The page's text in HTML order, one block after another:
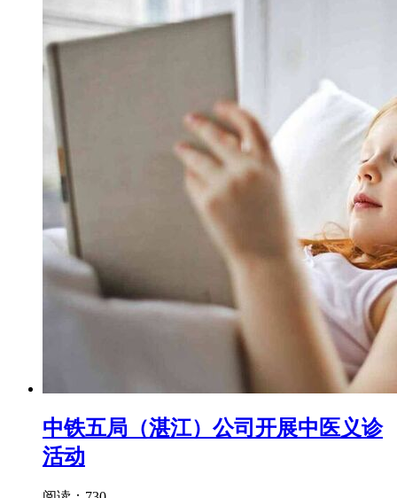
中铁五局（湛江）公司开展中医义诊
活动